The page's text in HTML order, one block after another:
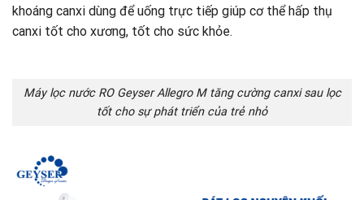
khoáng canxi dùng để uống trực tiếp giúp cơ thể hấp thụ
canxi tốt cho xương, tốt cho sức khỏe.
Máy lọc nước RO Geyser Allegro M tăng cường canxi sau lọc
tốt cho sự phát triển của trẻ nhỏ